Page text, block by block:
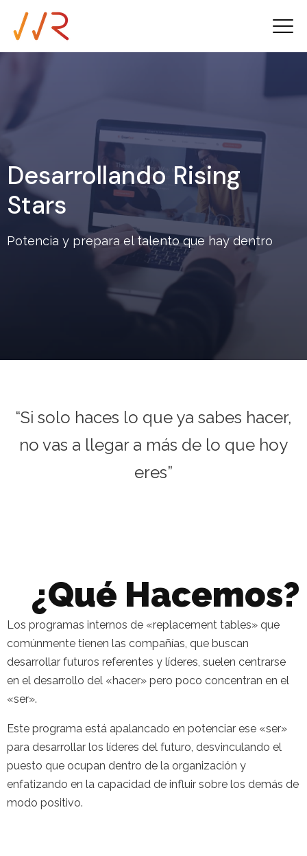
Desarrollando Rising
Stars
Potencia y prepara el talento que hay dentro
“Si solo haces lo que ya sabes hacer,
no vas a llegar a más de lo que hoy
eres”
¿Qué Hacemos?
Los programas internos de «replacement tables» que
comúnmente tienen las compañías, que buscan
desarrollar futuros referentes y líderes, suelen centrarse
en el desarrollo del «hacer» pero poco concentran en el
«ser».
Este programa está apalancado en potenciar ese «ser»
para desarrollar los líderes del futuro, desvinculando el
puesto que ocupan dentro de la organización y
enfatizando en la capacidad de influir sobre los demás de
modo positivo.